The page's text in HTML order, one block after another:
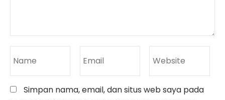
Simpan nama, email, dan situs web saya pada